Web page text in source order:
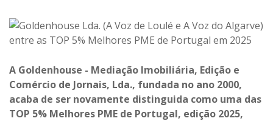
A Goldenhouse - Mediação Imobiliária, Edição e
Comércio de Jornais, Lda., fundada no ano 2000,
acaba de ser novamente distinguida como uma das
TOP 5% Melhores PME de Portugal, edição 2025,